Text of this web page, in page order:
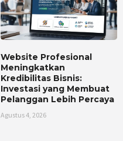
Website Profesional
Meningkatkan
Kredibilitas Bisnis:
Investasi yang Membuat
Pelanggan Lebih Percaya
Agustus 4, 2026